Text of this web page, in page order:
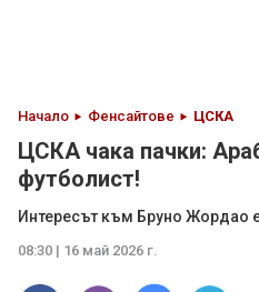
Начало Фенсайтове ЦСКА
ЦСКА чака пачки:
футболист!
Интересът към Бруно Жордао
08:30 | 16 май 2026 г.